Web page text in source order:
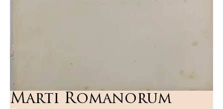
Marti Romanorum